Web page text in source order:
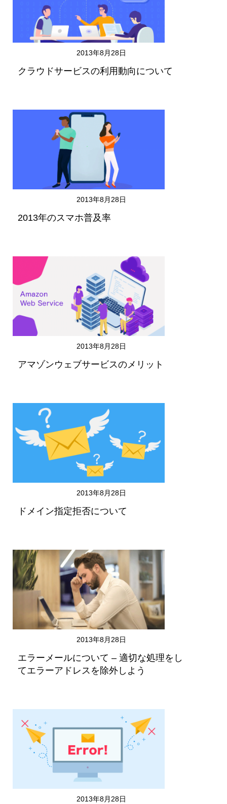
2013年8月28日
クラウドサービスの利用動向について
2013年8月28日
2013年のスマホ普及率
2013年8月28日
アマゾンウェブサービスのメリット
2013年8月28日
ドメイン指定拒否について
2013年8月28日
エラーメールについて – 適切な処理をし
てエラーアドレスを除外しよう
2013年8月28日